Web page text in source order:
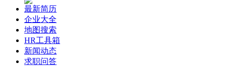
最新简历
企业大全
地图搜索
HR工具箱
新闻动态
求职问答